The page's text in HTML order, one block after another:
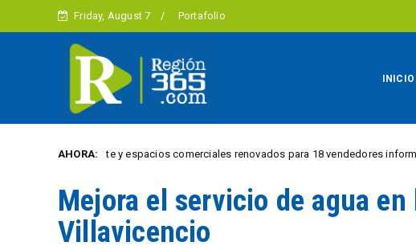
Friday, August 7 Portafolio
INICIO
AHORA:
puente y espacios comerciales renovados para 18 vendedores informales
Mejora el servicio de agua en
Villavicencio